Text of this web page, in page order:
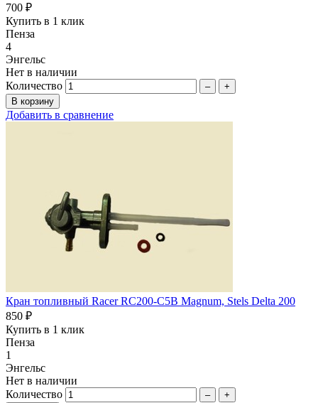
700 ₽
Купить в 1 клик
Пенза
4
Энгельс
Нет в наличии
Количество
– +
Добавить в сравнение
Кран топливный Racer RC200-C5B Magnum, Stels Delta 200
850 ₽
Купить в 1 клик
Пенза
1
Энгельс
Нет в наличии
Количество
– +